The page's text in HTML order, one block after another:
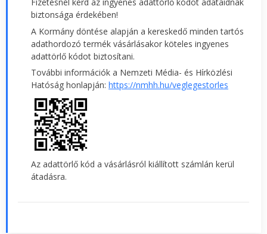
Fizetésnél kérd az ingyenes adattörlő kódot adataidnak
biztonsága érdekében!
A Kormány döntése alapján a kereskedő minden tartós
adathordozó termék vásárlásakor köteles ingyenes
adattörlő kódot biztosítani.
További információk a Nemzeti Média- és Hírközlési
Hatóság honlapján: https://nmhh.hu/veglegestorles
Az adattörlő kód a vásárlásról kiállított számlán kerül
átadásra.